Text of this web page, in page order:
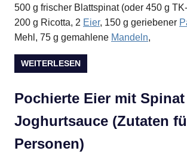
500 g frischer Blattspinat (oder 450 g
200 g Ricotta, 2 Eier, 150 g geriebener
Mehl, 75 g gemahlene Mandeln,
WEITERLESEN
Pochierte Eier mit
Joghurtsauce (Zutaten
Personen)